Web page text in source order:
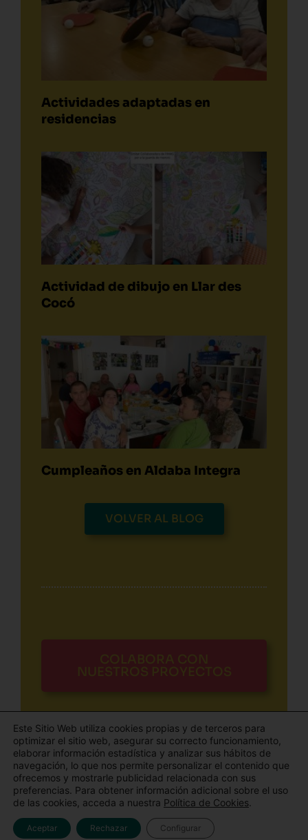
Actividades adaptadas en
residencias
Actividad de dibujo en Llar des
Cocó
Cumpleaños en Aldaba Integra
VOLVER AL BLOG
COLABORA CON
NUESTROS PROYECTOS
Todos los derechos © 2026 El Blog de Aldaba | Funciona gracias
aTema Astra para WordPress
Este Sitio Web utiliza cookies propias y de terceros para
optimizar el sitio web, asegurar su correcto funcionamiento,
elaborar información estadística y analizar sus hábitos de
navegación, lo que nos permite personalizar el contenido que
ofrecemos y mostrarle publicidad relacionada con sus
preferencias. Para obtener información adicional sobre el uso
de las cookies, acceda a nuestra Política de Cookies
Aceptar Rechazar Configurar